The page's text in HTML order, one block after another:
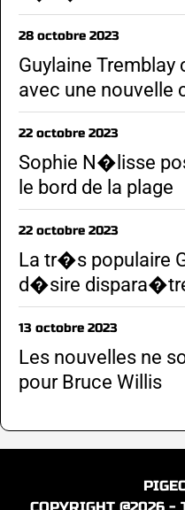
28 octobre 2023
Guylaine Tremblay
avec une nouvelle
22 octobre 2023
Sophie N�lisse
le bord de la plage
22 octobre 2023
La tr�s populaire
d�sire
13 octobre 2023
Les nouvelles ne
pour Bruce Willis